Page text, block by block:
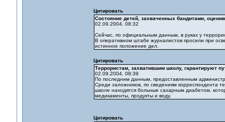
Цитировать
Состояние детей, захваченных бандитами,
02.09.2004, 08:32
Сейчас, по официальным данным, в руках у
В оперативном штабе журналистов просили при
истинное положение дел.
Цитировать
Террористам, захватившим школу, гарантируют
02.09.2004, 08:39
По последним данным, предоставленным
Среди заложников, по сведениям корреспондента
школе находятся больные сахарным диабетом,
медикаменты, продукты и воду.
Цитировать